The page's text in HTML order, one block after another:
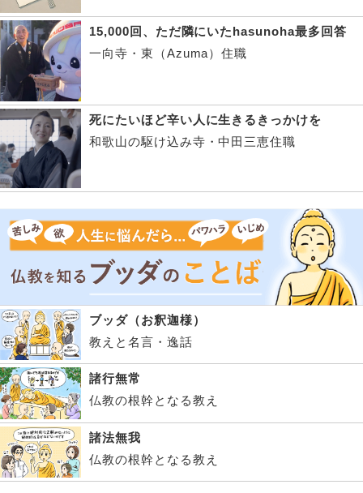
15,000回、ただ隣にいたhasunoha最多回答
一向寺・東（Azuma）住職
死にたいほど辛い人に生きるきっかけを
和歌山の駆け込み寺・中田三恵住職
ブッダ（お釈迦様）
教えと名言・逸話
諸行無常
仏教の根幹となる教え
諸法無我
仏教の根幹となる教え